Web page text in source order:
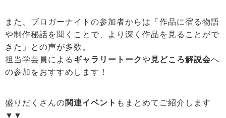
また、ブロガーナイトの参加者からは「作品に宿る物語
や制作秘話を聞くことで、より深く作品を見ることがで
きた」との声が多数。
担当学芸員による ギャラリートークや 見どころ解説会へ
の参加をおすすめします！
盛りだくさんの関連イベント もまとめてご紹介します
▼▼